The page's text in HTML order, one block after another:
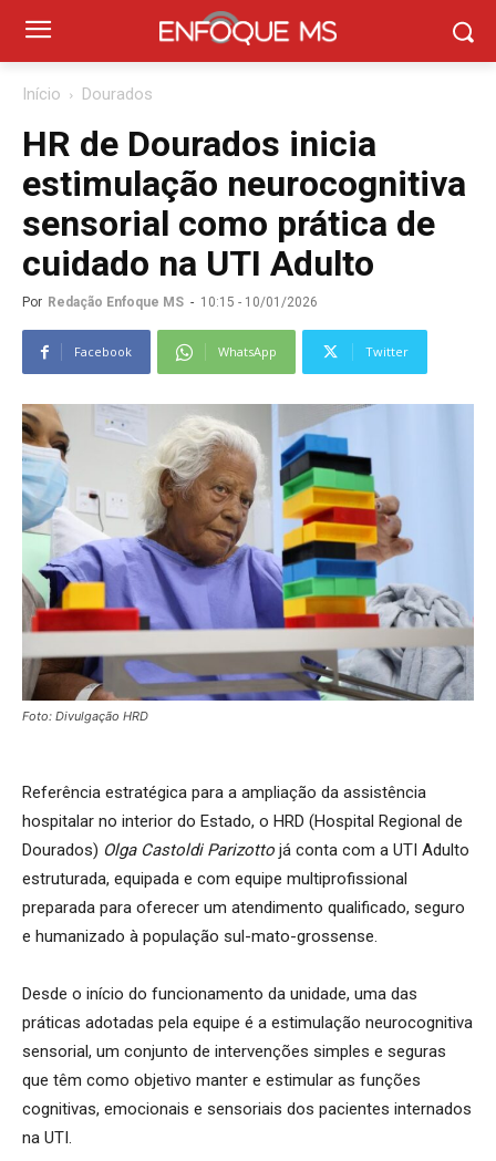
Início Dourados
HR de Dourados inicia
estimulação neurocognitiva
sensorial como prática de
cuidado na UTI Adulto
Por Redação Enfoque MS - 10:15 - 10/01/2026
Facebook WhatsApp Twitter
Foto: Divulgação HRD
Referência estratégica para a ampliação da assistência
hospitalar no interior do Estado, o HRD (Hospital Regional de
Dourados) Olga Castoldi Parizotto já conta com a UTI Adulto
estruturada, equipada e com equipe multiprofissional
preparada para oferecer um atendimento qualificado, seguro
e humanizado à população sul-mato-grossense.
Desde o início do funcionamento da unidade, uma das
práticas adotadas pela equipe é a estimulação neurocognitiva
sensorial, um conjunto de intervenções simples e seguras
que têm como objetivo manter e estimular as funções
cognitivas, emocionais e sensoriais dos pacientes internados
na UTI.